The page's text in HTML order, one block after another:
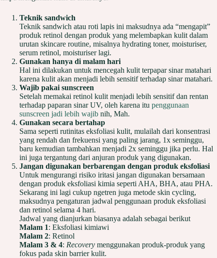
Teknik sandwich
Teknik sandwich atau roti lapis ini maksudnya ada “mengapit”
produk retinol dengan produk yang melembapkan kulit dalam
urutan skincare routine, misalnya hydrating toner, moisturiser,
serum retinol, moisturiser lagi.
Gunakan hanya di malam hari
Hal ini dilakukan untuk mencegah kulit terpapar sinar matahari
karena kulit akan menjadi lebih sensitif terhadap sinar matahari.
Wajib pakai sunscreen
Setelah memakai retinol kulit menjadi lebih sensitif dan rentan
terhadap paparan sinar UV, oleh karena itu penggunaan
sunscreen jadi lebih wajib nih, Mah.
Gunakan secara bertahap
Sama seperti rutinitas eksfoliasi kulit, mulailah dari konsentrasi
yang rendah dan frekuensi yang paling jarang, 1x seminggu,
baru kemudian tambahkan menjadi 2x seminggu jika perlu. Hal
ini juga tergantung dari anjuran produk yang digunakan.
Jangan digunakan berbarengan dengan produk eksfoliasi
Untuk mengurangi risiko iritasi jangan digunakan bersamaan
dengan produk eksfoliasi kimia seperti AHA, BHA, atau PHA.
Sekarang ini lagi cukup ngetren juga metode skin cycling,
maksudnya pengaturan jadwal penggunaan produk eksfoliasi
dan retinol selama 4 hari.
Jadwal yang dianjurkan biasanya adalah sebagai berikut
Malam 1: Eksfoliasi kimiawi
Malam 2: Retinol
Malam 3 & 4: Recovery menggunakan produk-produk yang
fokus pada skin barrier kulit.